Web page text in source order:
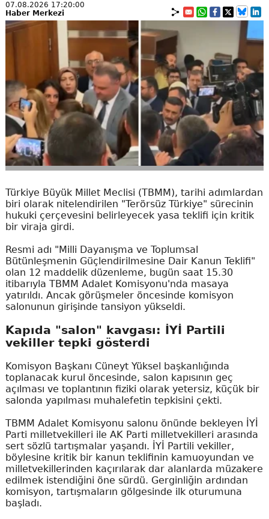
07.08.2026 17:20:00
Haber Merkezi
Türkiye Büyük Millet Meclisi (TBMM), tarihi adımlardan
biri olarak nitelendirilen "Terörsüz Türkiye" sürecinin
hukuki çerçevesini belirleyecek yasa teklifi için kritik
bir viraja girdi.
Resmi adı "Milli Dayanışma ve Toplumsal
Bütünleşmenin Güçlendirilmesine Dair Kanun Teklifi"
olan 12 maddelik düzenleme, bugün saat 15.30
itibarıyla TBMM Adalet Komisyonu'nda masaya
yatırıldı. Ancak görüşmeler öncesinde komisyon
salonunun girişinde tansiyon yükseldi.
Kapıda "salon" kavgası: İYİ Partili
vekiller tepki gösterdi
Komisyon Başkanı Cüneyt Yüksel başkanlığında
toplanacak kurul öncesinde, salon kapısının geç
açılması ve toplantının fiziki olarak yetersiz, küçük bir
salonda yapılması muhalefetin tepkisini çekti.
TBMM Adalet Komisyonu salonu önünde bekleyen İYİ
Parti milletvekilleri ile AK Parti milletvekilleri arasında
sert sözlü tartışmalar yaşandı. İYİ Partili vekiller,
böylesine kritik bir kanun teklifinin kamuoyundan ve
milletvekillerinden kaçırılarak dar alanlarda müzakere
edilmek istendiğini öne sürdü. Gerginliğin ardından
komisyon, tartışmaların gölgesinde ilk oturumuna
başladı.